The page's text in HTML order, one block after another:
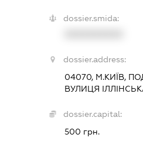
dossier.smida:
dossier.address:
04070, М.КИЇВ,
ВУЛИЦЯ
dossier.capital:
500 грн.